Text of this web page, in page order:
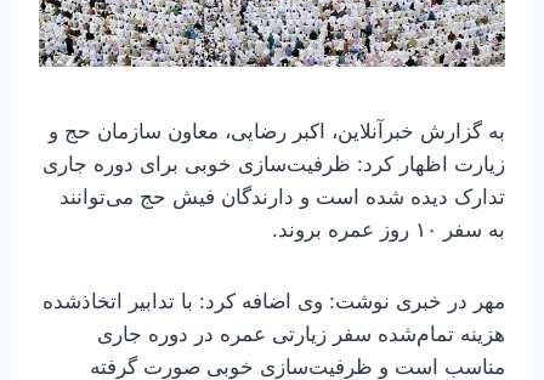
به گزارش خبرآنلاین، اکبر رضایی، معاون سازمان حج و
زیارت اظهار کرد: ظرفیت‌سازی خوبی برای دوره جاری
تدارک دیده شده است و دارندگان فیش حج می‌توانند
به سفر ۱۰ روز عمره بروند.
مهر در خبری نوشت: وی اضافه کرد: با تدابیر اتخاذشده
هزینه تمام‌شده سفر زیارتی عمره در دوره جاری
مناسب است و ظرفیت‌سازی خوبی صورت گرفته